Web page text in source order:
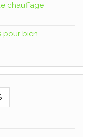
chauffage
pour bien